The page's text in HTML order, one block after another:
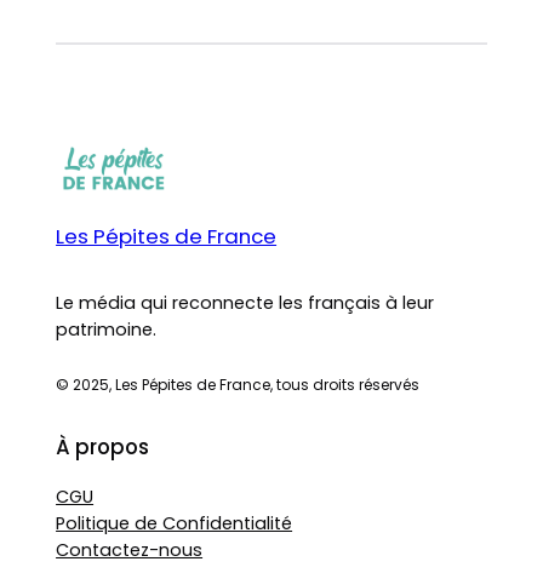
Les Pépites de France
Le média qui reconnecte les français à leur
patrimoine.
© 2025, Les Pépites de France, tous droits réservés
À propos
CGU
Politique de Confidentialité
Contactez-nous